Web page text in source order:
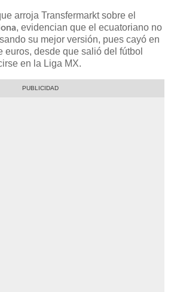
arroja Transfermarkt sobre el
, evidencian que el ecuatoriano no
su mejor versión, pues cayó en
euros, desde que salió del fútbol
en la Liga MX.